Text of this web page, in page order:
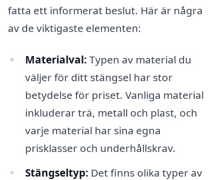
fatta ett informerat beslut. Här är några
av de viktigaste elementen:
Materialval: Typen av material du
väljer för ditt stängsel har stor
betydelse för priset. Vanliga material
inkluderar trä, metall och plast, och
varje material har sina egna
prisklasser och underhållskrav.
Stängseltyp: Det finns olika typer av